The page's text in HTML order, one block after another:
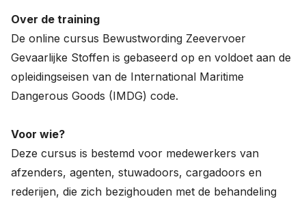
Over de training
De online cursus Bewustwording Zeevervoer
Gevaarlijke Stoffen is gebaseerd op en voldoet aan de
opleidingseisen van de International Maritime
Dangerous Goods (IMDG) code.
Voor wie?
Deze cursus is bestemd voor medewerkers van
afzenders, agenten, stuwadoors, cargadoors en
rederijen, die zich bezighouden met de behandeling
Over ons
Werken bij
Nederlands
English